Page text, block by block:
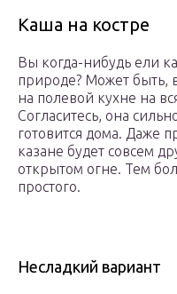
Каша на костре
Вы когда-нибудь ели
природе? Может быть,
на полевой кухне на
Согласитесь, она
готовится дома. Даже
казане будет совсем
открытом огне. Тем
простого.
Несладкий вариант